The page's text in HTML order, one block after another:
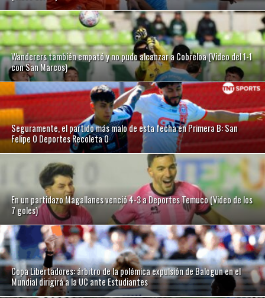
Wanderers también empató y no pudo alcanzar a Cobreloa (Video del 1-1
con San Marcos)
Seguramente, el partido más malo de esta fecha en Primera B: San
Felipe 0 Deportes Recoleta 0
En un partidazo Magallanes venció 4-3 a Deportes Temuco (Video de los
7 goles)
Copa Libertadores: árbitro de la polémica expulsión de Balogun en el
Mundial dirigirá a la UC ante Estudiantes